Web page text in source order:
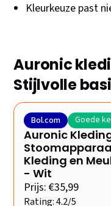
Kleurkeuze past
Auronic
Stijlvolle
Bol.com Goede
Auronic
Kleding en
- Wit
Prijs: €35,99
Rating: 4.2/5